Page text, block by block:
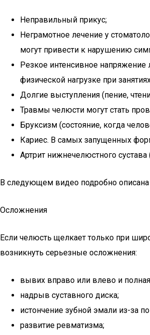
Неправильный прикус;
Неграмотное лечение у
могут привести к нарушению
Резкое интенсивное
физической нагрузке при
Долгие выступления (пение,
Травмы челюсти могут стать
Бруксизм (состояние, когда
Кариес. В самых запущенных
Артрит нижнечелюстного сустава
В следующем видео подробно
Осложнения
Если челюсть щелкает только при
возникнуть серьезные осложнения:
вывих вправо или влево и
надрыв суставного диска;
истончение зубной эмали из-за
развитие ревматизма;